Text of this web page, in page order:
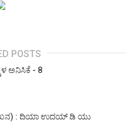
POSTS
ಅನಿಸಿಕೆ - 8
: ದಿಯಾ ಉದಯ್ ಡಿ ಯು